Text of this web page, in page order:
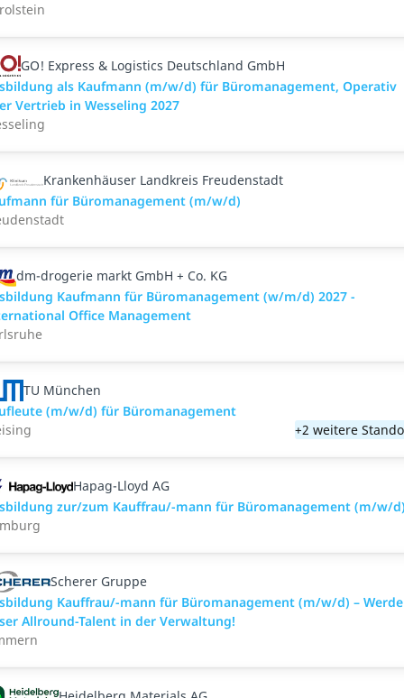
GO! Express & Logistics Deutschland GmbH
als Kaufmann (m/w/d) für Büromanagement, Operativ
Vertrieb in Wesseling 2027
Krankenhäuser Landkreis Freudenstadt
für Büromanagement (m/w/d)
dm-drogerie markt GmbH + Co. KG
Kaufmann für Büromanagement (w/m/d) 2027 -
Office Management
TU München
(m/w/d) für Büromanagement
+2 weitere
Hapag-Lloyd AG
zur/zum Kauffrau/-mann für Büromanagement (m/w/
Scherer Gruppe
Kauffrau/-mann für Büromanagement (m/w/d) – Werde
Allround-Talent in der Verwaltung!